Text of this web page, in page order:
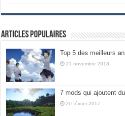
Articles populaires
Top 5 des meilleurs
21 novembre 2018
7 mods qui ajoutent
20 février 2017